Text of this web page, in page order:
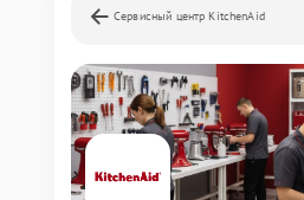
Сервисный центр KitchenAid